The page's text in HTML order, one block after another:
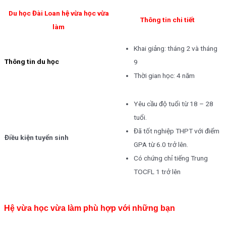
Du học Đài Loan hệ vừa học vừa
làm
Thông tin chi tiết
Thông tin du học
Khai giảng: tháng 2 và tháng
9
Thời gian học: 4 năm
Điều kiện tuyển sinh
Yêu cầu độ tuổi từ 18 – 28
tuổi.
Đã tốt nghiệp THPT với điểm
GPA từ 6.0 trở lên.
Có chứng chỉ tiếng Trung
TOCFL 1 trở lên
Hệ vừa học vừa làm phù hợp với những bạn